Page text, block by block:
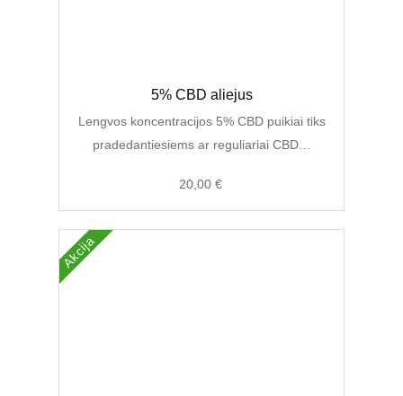
5% CBD aliejus
Lengvos koncentracijos 5% CBD puikiai tiks
pradedantiesiems ar reguliariai CBD…
20,00 €
Akcija